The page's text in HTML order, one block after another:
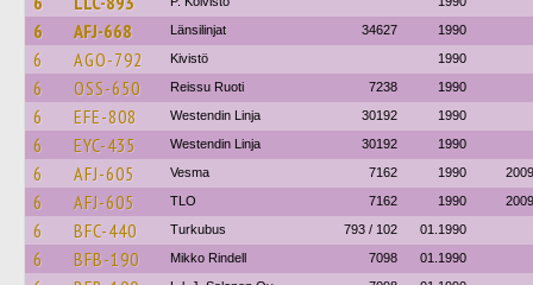
6 AFJ-668 Länsilinjat 34627 1990
6 AGO-792 Kivistö 1990
6 OSS-650 Reissu Ruoti 7238 1990
6 EFE-808 Westendin Linja 30192 1990
6 EYC-435 Westendin Linja 30192 1990
6 AFJ-605 Vesma 7162 1990 2009
6 AFJ-605 TLO 7162 1990 2009
6 BFC-440 Turkubus 793 / 102 01.1990
6 BFB-190 Mikko Rindell 7098 01.1990